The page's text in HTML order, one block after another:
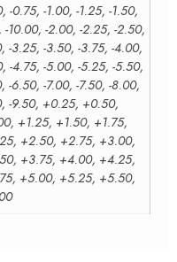
-0.75, -1.00, -1.25, -1.50,
-10.00, -2.00, -2.25, -2.50,
-3.25, -3.50, -3.75, -4.00,
-4.75, -5.00, -5.25, -5.50,
-6.50, -7.00, -7.50, -8.00,
-9.50, +0.25, +0.50,
+1.25, +1.50, +1.75,
+2.50, +2.75, +3.00,
+3.75, +4.00, +4.25,
+5.00, +5.25, +5.50,